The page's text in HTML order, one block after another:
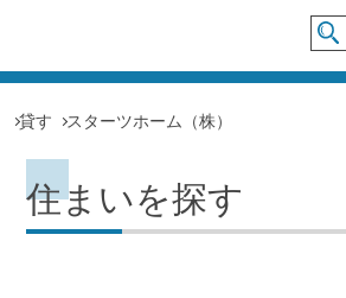
貸す スターツホーム（株）
住まいを探す